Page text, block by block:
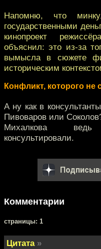
Напомню, что
государственными
кинопроект
объяснил: это из-за
вымысла в сюжете
историческим
Конфликт, которого не
А ну как в
Пивоваров или
Михалкова
консультировали.
Комментарии
cтраницы: 1
Цитата »